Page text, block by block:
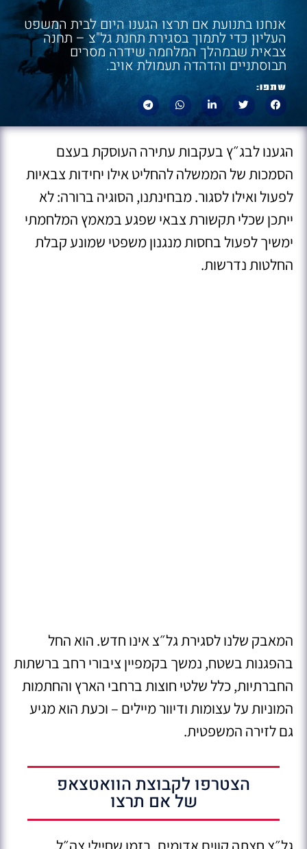
אנחנו בתנועת אם תרצו הגענו היום לבית המשפט
העליון כדי לתמוך בסגירת תחנת גל"צ – תחנה
צבאית שבמהלך המלחמה שידרה מסרים
תבוסתניים והדהדה תעמולת אויב.
שתפו:
הגענו לבג״ץ בעקבות עתירה העוסקת בעצם
הסמכות של הממשלה להחליט אילו יחידות צבאיות
לפעול ואילו לסגור. מבחינתנו, הסוגיה ברורה: לא
ייתכן שכלי תקשורת צבאי שפגע במאמץ המלחמתי
ימשיך לפעול בחסות מנגנון משפטי שמונע קבלת
החלטות נדרשות.
המאבק שלנו לסגירת גל״צ אינו חדש. הוא החל
בהפגנות בשטח, נמשך בקמפיין ציבורי רחב ברשתות
החברתיות, כלל שלטי חוצות ברחבי הארץ והחתמות
המוניות על עצומות ודיוור מיילים – וכעת הוא מגיע
גם לזירה המשפטית.
הצטרפו לקבוצת הוואטצאפ
של אם תרצו